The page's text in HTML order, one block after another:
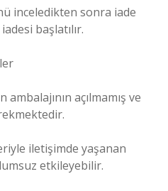
inceledikten sonra iade
başlatılır.
açılmamış ve
iletişimde yaşanan
etkileyebilir.